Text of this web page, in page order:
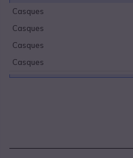
Casques
Casques
Casques
Casques